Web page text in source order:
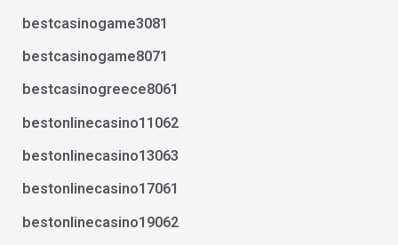
bestcasinogame3081
bestcasinogame8071
bestcasinogreece8061
bestonlinecasino11062
bestonlinecasino13063
bestonlinecasino17061
bestonlinecasino19062